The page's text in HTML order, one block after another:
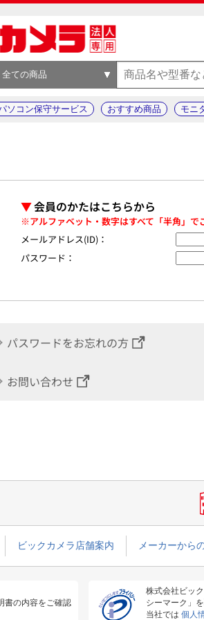
全ての商品
ソコン保守サービス おすすめ商品 モニ
▼会員のかたはこちらから
※アルファベット・数字はすべて「半角」で
メールアドレス(ID)：
パスワード：
パスワードをお忘れの方
お問い合わせ
ビックカメラ店舗案内 メーカーから
書の内容をご確認
株式会社ビッ
シーマーク」
当社では 個人